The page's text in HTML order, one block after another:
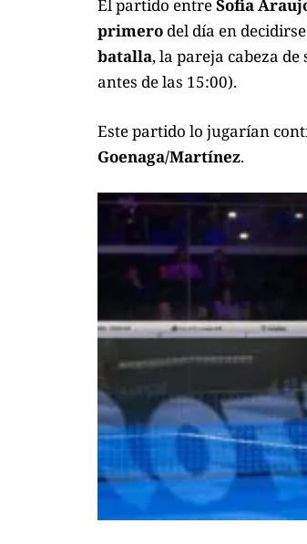
El partido entreSofia
primero del día en decidirse
batalla, la pareja cabeza
antes de las 15:00).
Este partido lo jugarían
Goenaga/Martínez.